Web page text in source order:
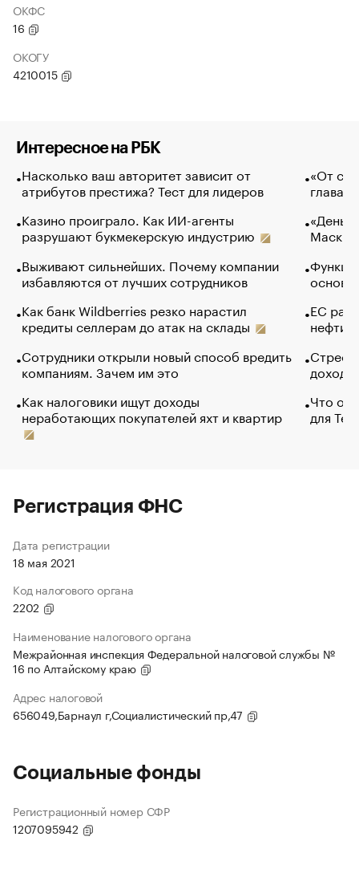
ОКФС
16
ОКОГУ
4210015
Интересное на РБК
Насколько ваш авторитет зависит от
атрибутов престижа? Тест для лидеров
Казино проиграло. Как ИИ-агенты
разрушают букмекерскую индустрию
Выживают сильнейших. Почему компании
избавляются от лучших сотрудников
Как банк Wildberries резко нарастил
кредиты селлерам до атак на склады
Сотрудники открыли новый способ вредить
компаниям. Зачем им это
Как налоговики ищут доходы
неработающих покупателей яхт и квартир
«От
глава
Маск в
основ
ЕС
нефти
Что
для
Регистрация ФНС
Дата регистрации
18 мая 2021
Код налогового органа
2202
Наименование налогового органа
Межрайонная инспекция Федеральной налоговой службы №
16 по Алтайскому краю
Адрес налоговой
656049,Барнаул г,Социалистический пр,47
Социальные фонды
Регистрационный номер СФР
1207095942